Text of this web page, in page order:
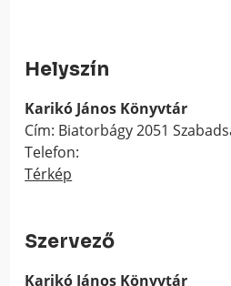
Helyszín
Karikó János Könyvtár
Cím: Biatorbágy 2051
Telefon:
Térkép
Szervező
Karikó János Könyvtár